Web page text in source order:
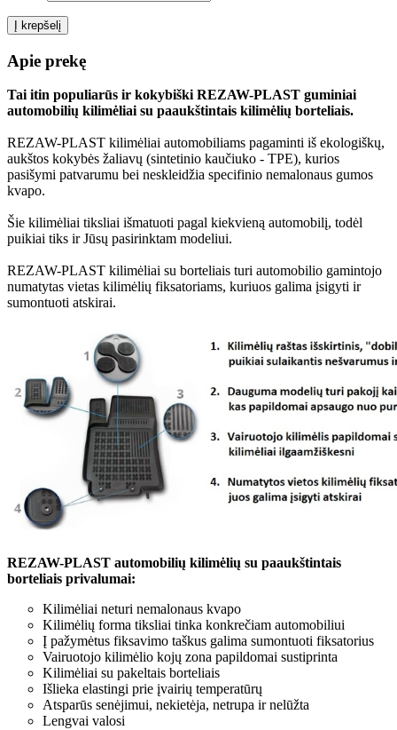
Į krepšelį
Apie prekę
Tai itin populiarūs ir kokybiški REZAW-PLAST guminiai
automobilių kilimėliai su paaukštintais kilimėlių borteliais.
REZAW-PLAST kilimėliai automobiliams pagaminti iš ekologiškų,
aukštos kokybės žaliavų (sintetinio kaučiuko - TPE), kurios
pasišymi patvarumu bei neskleidžia specifinio nemalonaus gumos
kvapo.
Šie kilimėliai tiksliai išmatuoti pagal kiekvieną automobilį, todėl
puikiai tiks ir Jūsų pasirinktam modeliui.
REZAW-PLAST kilimėliai su borteliais turi automobilio gamintojo
numatytas vietas kilimėlių fiksatoriams, kuriuos galima įsigyti ir
sumontuoti atskirai.
REZAW-PLAST automobilių kilimėlių su paaukštintais
borteliais privalumai:
Kilimėliai neturi nemalonaus kvapo
Kilimėlių forma tiksliai tinka konkrečiam automobiliui
Į pažymėtus fiksavimo taškus galima sumontuoti fiksatorius
Vairuotojo kilimėlio kojų zona papildomai sustiprinta
Kilimėliai su pakeltais borteliais
Išlieka elastingi prie įvairių temperatūrų
Atsparūs senėjimui, nekietėja, netrupa ir nelūžta
Lengvai valosi